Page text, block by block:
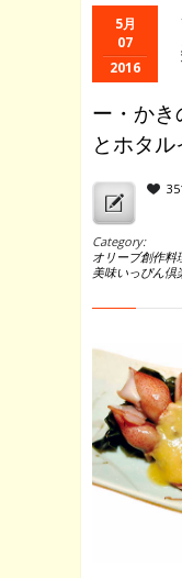
5月
07
2016
ー・か
とホタ
Category:
オリーブ創作料
美味いっぴん倶